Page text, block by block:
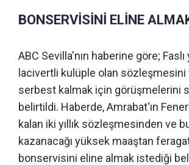
BONSERVİSİNİ ELİNE
ABC Sevilla'nın haberine göre; Faslı
lacivertli kulüple olan
serbest kalmak için görüşmelerini
belirtildi. Haberde, Amrabat'ın
kalan iki yıllık sözleşmesinden ve
kazanacağı yüksek maaştan
bonservisini eline almak istediği